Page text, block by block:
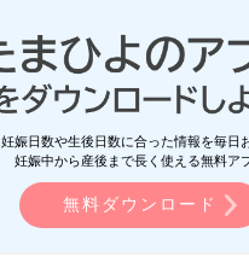
妊娠日数や生後日数に合った情報を毎日
妊娠中から産後まで長く使える無料ア
無料ダウンロード